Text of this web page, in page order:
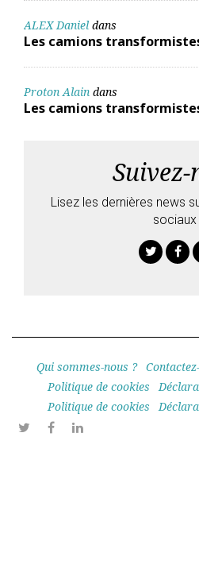
ALEX Daniel dans
Les camions
Proton Alain dans
Les camions
Suivez-
Lisez les dernières news
sociaux
Qui sommes-nous ?
Politique de cookies
Politique de cookies